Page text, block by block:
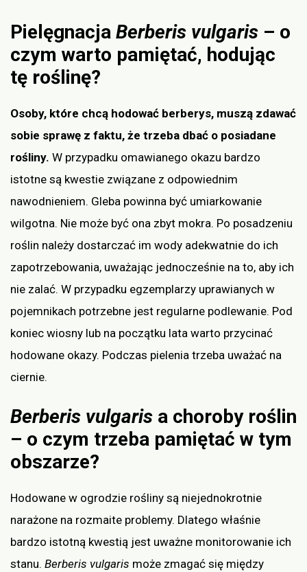
Pielęgnacja Berberis vulgaris – o
czym warto pamiętać, hodując
tę roślinę?
Osoby, które chcą hodować berberys, muszą zdawać
sobie sprawę z faktu, że trzeba dbać o posiadane
rośliny. W przypadku omawianego okazu bardzo
istotne są kwestie związane z odpowiednim
nawodnieniem. Gleba powinna być umiarkowanie
wilgotna. Nie może być ona zbyt mokra. Po posadzeniu
roślin należy dostarczać im wody adekwatnie do ich
zapotrzebowania, uważając jednocześnie na to, aby ich
nie zalać. W przypadku egzemplarzy uprawianych w
pojemnikach potrzebne jest regularne podlewanie. Pod
koniec wiosny lub na początku lata warto przycinać
hodowane okazy. Podczas pielenia trzeba uważać na
ciernie.
Berberis vulgaris a choroby roślin
– o czym trzeba pamiętać w tym
obszarze?
Hodowane w ogrodzie rośliny są niejednokrotnie
narażone na rozmaite problemy. Dlatego właśnie
bardzo istotną kwestią jest uważne monitorowanie ich
stanu. Berberis vulgaris może zmagać się między